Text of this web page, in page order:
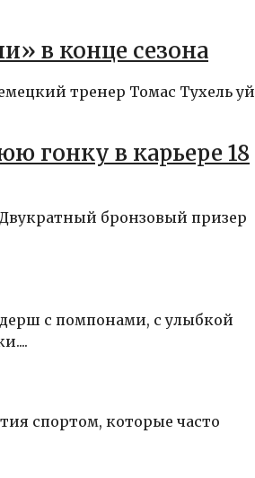
в конце сезона
тренер Томас Тухель
гонку в карьере 18
бронзовый призер
с помпонами, с улыбкой
спортом, которые часто